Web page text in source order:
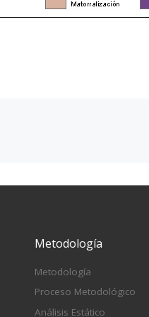
Metodología
Metodología
Proceso Metodológico
Análisis Estático